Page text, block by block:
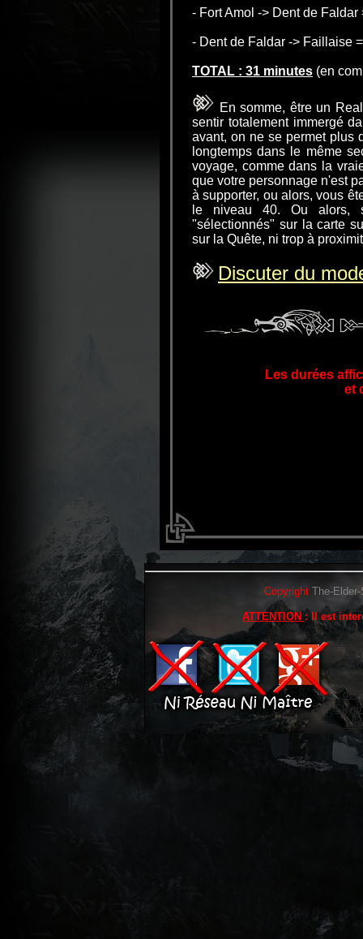
- Fort Amol -> Dent de Faldar
- Dent de Faldar -> Faillaise
TOTAL : 31 minutes (en
En somme, être un
sentir totalement immergé
avant, on ne se permet plus
longtemps dans le même
voyage, comme dans la
que votre personnage n'est
à supporter, ou alors, vous
le niveau 40. Ou alors,
"sélectionnés" sur la carte
sur la Quête, ni trop à
Discuter du
Les durées
et